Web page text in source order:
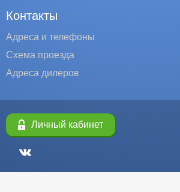
Контакты
Адреса и телефоны
Схема проезда
Адреса дилеров
Личный кабинет